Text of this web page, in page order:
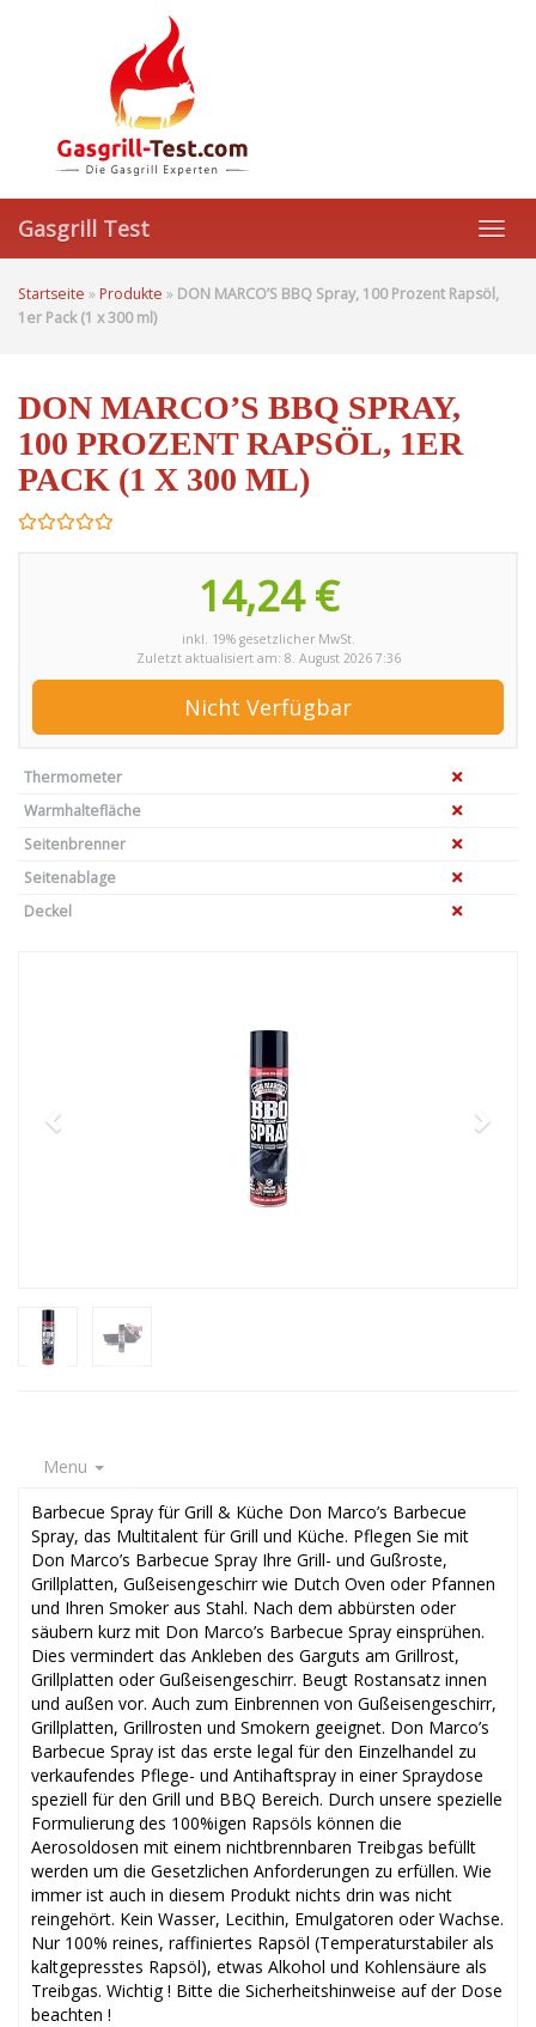
Gasgrill Test
Startseite » Produkte » DON MARCO’S BBQ Spray, 100 Prozent Rapsöl,
1er Pack (1 x 300 ml)
DON MARCO’S BBQ SPRAY,
100 PROZENT RAPSÖL, 1ER
PACK (1 X 300 ML)
14,24 €
inkl. 19% gesetzlicher MwSt.
Zuletzt aktualisiert am: 8. August 2026 7:36
Nicht Verfügbar
Thermometer
Warmhaltefläche
Seitenbrenner
Seitenablage
Deckel
Menu
Barbecue Spray für Grill & Küche Don Marco’s Barbecue
Spray, das Multitalent für Grill und Küche. Pflegen Sie mit
Don Marco’s Barbecue Spray Ihre Grill- und Gußroste,
Grillplatten, Gußeisengeschirr wie Dutch Oven oder Pfannen
und Ihren Smoker aus Stahl. Nach dem abbürsten oder
säubern kurz mit Don Marco’s Barbecue Spray einsprühen.
Dies vermindert das Ankleben des Garguts am Grillrost,
Grillplatten oder Gußeisengeschirr. Beugt Rostansatz innen
und außen vor. Auch zum Einbrennen von Gußeisengeschirr,
Grillplatten, Grillrosten und Smokern geeignet. Don Marco’s
Barbecue Spray ist das erste legal für den Einzelhandel zu
verkaufendes Pflege- und Antihaftspray in einer Spraydose
speziell für den Grill und BBQ Bereich. Durch unsere spezielle
Formulierung des 100%igen Rapsöls können die
Aerosoldosen mit einem nichtbrennbaren Treibgas befüllt
werden um die Gesetzlichen Anforderungen zu erfüllen. Wie
immer ist auch in diesem Produkt nichts drin was nicht
reingehört. Kein Wasser, Lecithin, Emulgatoren oder Wachse.
Nur 100% reines, raffiniertes Rapsöl (Temperaturstabiler als
kaltgepresstes Rapsöl), etwas Alkohol und Kohlensäure als
Treibgas. Wichtig ! Bitte die Sicherheitshinweise auf der Dose
beachten !